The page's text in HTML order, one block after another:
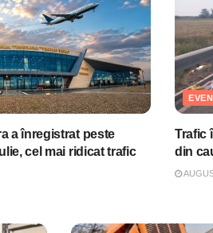
a înregistrat peste
cel mai ridicat trafic
Trafic
din